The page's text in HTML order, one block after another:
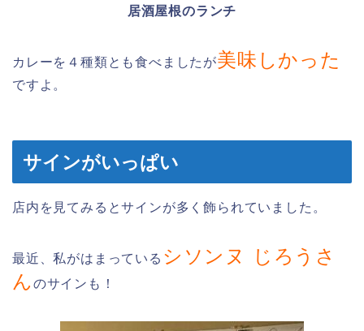
居酒屋根のランチ
カレーを４種類とも食べましたが美味しかった
ですよ。
サインがいっぱい
店内を見てみるとサインが多く飾られていました。
最近、私がはまっている シソンヌ じろうさ
ん のサインも！